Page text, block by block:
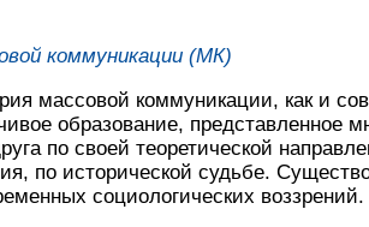
коммуникации (МК)
массовой коммуникации, как и
образование, представленное
по своей теоретической
по исторической судьбе.
социологических воззрений.